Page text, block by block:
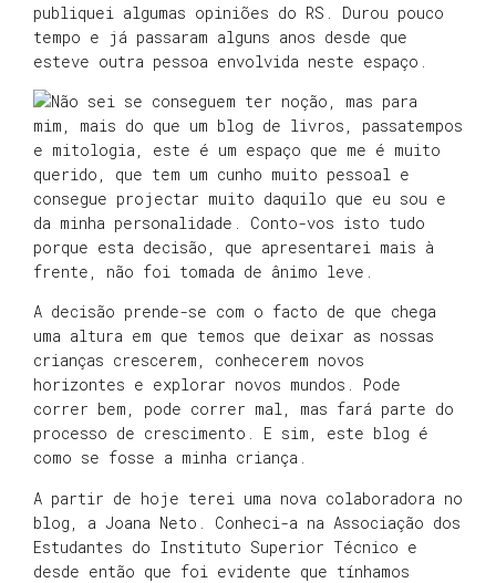
publiquei algumas opiniões do RS. Durou pouco
tempo e já passaram alguns anos desde que
esteve outra pessoa envolvida neste espaço.
Não sei se conseguem ter noção, mas para
mim, mais do que um blog de livros, passatempos
e mitologia, este é um espaço que me é muito
querido, que tem um cunho muito pessoal e
consegue projectar muito daquilo que eu sou e
da minha personalidade. Conto-vos isto tudo
porque esta decisão, que apresentarei mais à
frente, não foi tomada de ânimo leve.
A decisão prende-se com o facto de que chega
uma altura em que temos que deixar as nossas
crianças crescerem, conhecerem novos
horizontes e explorar novos mundos. Pode
correr bem, pode correr mal, mas fará parte do
processo de crescimento. E sim, este blog é
como se fosse a minha criança.
A partir de hoje terei uma nova colaboradora no
blog, a Joana Neto. Conheci-a na Associação dos
Estudantes do Instituto Superior Técnico e
desde então que foi evidente que tínhamos